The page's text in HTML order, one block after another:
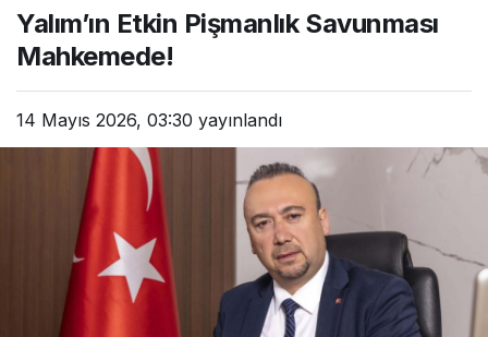
Yalım’ın Etkin Pişmanlık Savunması
Mahkemede!
14 Mayıs 2026, 03:30 yayınlandı